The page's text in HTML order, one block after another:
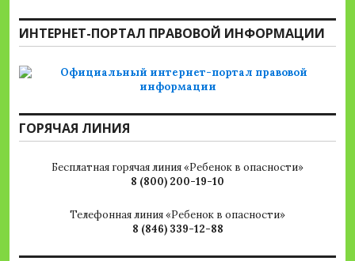
ИНТЕРНЕТ-ПОРТАЛ ПРАВОВОЙ ИНФОРМАЦИИ
ГОРЯЧАЯ ЛИНИЯ
Бесплатная горячая линия «Ребенок в опасности»
8 (800) 200-19-10
Телефонная линия «Ребенок в опасности»
8 (846) 339-12-88